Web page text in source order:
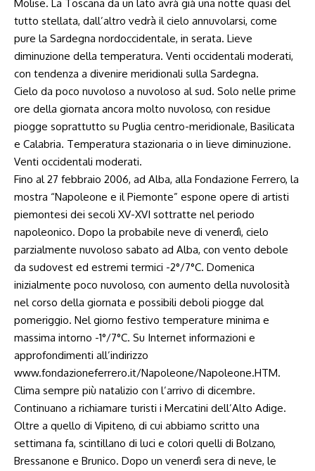
Molise. La Toscana da un lato avrà già una notte quasi del
tutto stellata, dall’altro vedrà il cielo annuvolarsi, come
pure la Sardegna nordoccidentale, in serata. Lieve
diminuzione della temperatura. Venti occidentali moderati,
con tendenza a divenire meridionali sulla Sardegna.
Cielo da poco nuvoloso a nuvoloso al sud. Solo nelle prime
ore della giornata ancora molto nuvoloso, con residue
piogge soprattutto su Puglia centro-meridionale, Basilicata
e Calabria. Temperatura stazionaria o in lieve diminuzione.
Venti occidentali moderati.
Fino al 27 febbraio 2006, ad Alba, alla Fondazione Ferrero, la
mostra “Napoleone e il Piemonte” espone opere di artisti
piemontesi dei secoli XV-XVI sottratte nel periodo
napoleonico. Dopo la probabile neve di venerdì, cielo
parzialmente nuvoloso sabato ad Alba, con vento debole
da sudovest ed estremi termici -2°/7°C. Domenica
inizialmente poco nuvoloso, con aumento della nuvolosità
nel corso della giornata e possibili deboli piogge dal
pomeriggio. Nel giorno festivo temperature minima e
massima intorno -1°/7°C. Su Internet informazioni e
approfondimenti all’indirizzo
www.fondazioneferrero.it/Napoleone/Napoleone.HTM.
Clima sempre più natalizio con l’arrivo di dicembre.
Continuano a richiamare turisti i Mercatini dell’Alto Adige.
Oltre a quello di Vipiteno, di cui abbiamo scritto una
settimana fa, scintillano di luci e colori quelli di Bolzano,
Bressanone e Brunico. Dopo un venerdì sera di neve, le